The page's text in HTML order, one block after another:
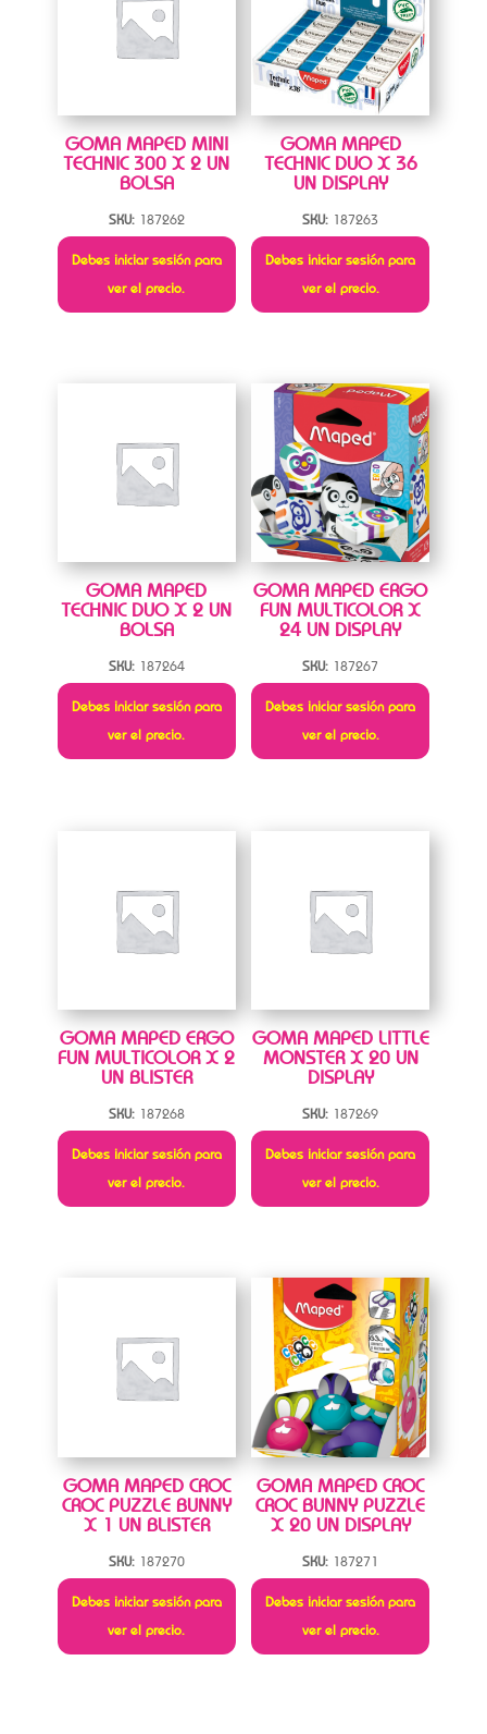
GOMA MAPED MINI
TECHNIC 300 X 2 UN
BOLSA
SKU: 187262
Debes iniciar sesión para
ver el precio.
GOMA MAPED
TECHNIC DUO X 36
UN DISPLAY
SKU: 187263
Debes iniciar sesión para
ver el precio.
GOMA MAPED
TECHNIC DUO X 2 UN
BOLSA
SKU: 187264
Debes iniciar sesión para
ver el precio.
GOMA MAPED ERGO
FUN MULTICOLOR X
24 UN DISPLAY
SKU: 187267
Debes iniciar sesión para
ver el precio.
GOMA MAPED ERGO
FUN MULTICOLOR X 2
UN BLISTER
SKU: 187268
Debes iniciar sesión para
ver el precio.
GOMA MAPED LITTLE
MONSTER X 20 UN
DISPLAY
SKU: 187269
Debes iniciar sesión para
ver el precio.
GOMA MAPED CROC
CROC PUZZLE BUNNY
X 1 UN BLISTER
SKU: 187270
Debes iniciar sesión para
ver el precio.
GOMA MAPED CROC
CROC BUNNY PUZZLE
X 20 UN DISPLAY
SKU: 187271
Debes iniciar sesión para
ver el precio.